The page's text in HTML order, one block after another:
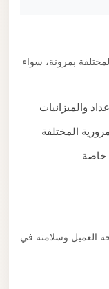
بمرونة، سواء
والميزانيات
المختلفة
العميل وسلامته في